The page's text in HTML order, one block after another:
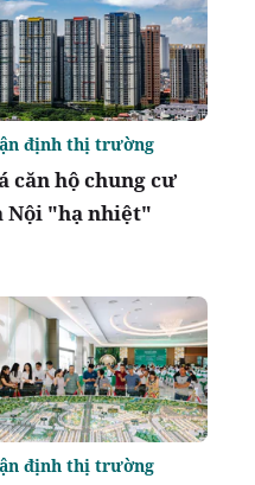
căn hộ chung cư
Nội "hạ nhiệt"
định thị trường
định thị trường